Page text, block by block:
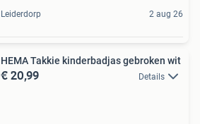
Leiderdorp 2 aug 26
HEMA Takkie kinderbadjas gebroken wit
€ 20,99 Details